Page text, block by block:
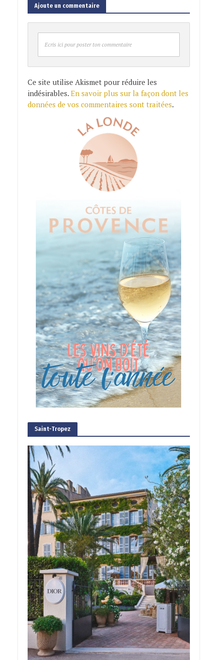
Ajoute un commentaire
Ecris ici pour poster ton commentaire
Ce site utilise Akismet pour réduire les
indésirables. En savoir plus sur la façon dont les
données de vos commentaires sont traitées.
Saint-Tropez